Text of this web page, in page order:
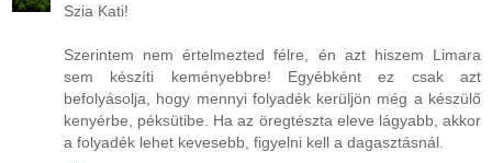
Szia Kati!
Szerintem nem értelmezted félre, én azt hiszem Limara
sem készíti keményebbre! Egyébként ez csak azt
befolyásolja, hogy mennyi folyadék kerüljön még a készülő
kenyérbe, péksütibe. Ha az öregtészta eleve lágyabb, akkor
a folyadék lehet kevesebb, figyelni kell a dagasztásnál.